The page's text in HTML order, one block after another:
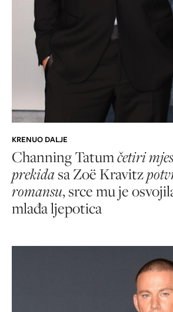
KRENUO DALJE
Channing Tatumčetiri
prekidasa Zoë Kravitz
romansu, srce mu je
mlađa ljepotica